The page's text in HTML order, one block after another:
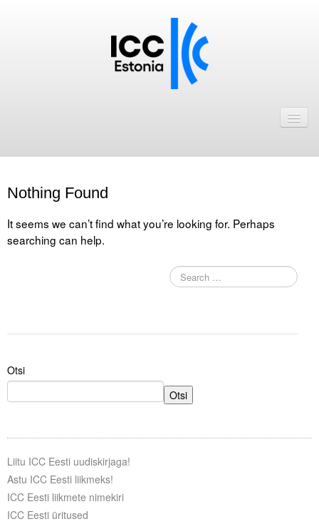
ICC Eesti liikmebaas
Liikmete pakkumised
Publikatsioonid
Arvamus
Viidad
ICC WBO
ICC komisjonid
Nothing Found
It seems we can’t find what you’re looking for. Perhaps
searching can help.
Otsi
Otsi
Liitu ICC Eesti uudiskirjaga!
Astu ICC Eesti liikmeks!
ICC Eesti liikmete nimekiri
ICC Eesti üritused